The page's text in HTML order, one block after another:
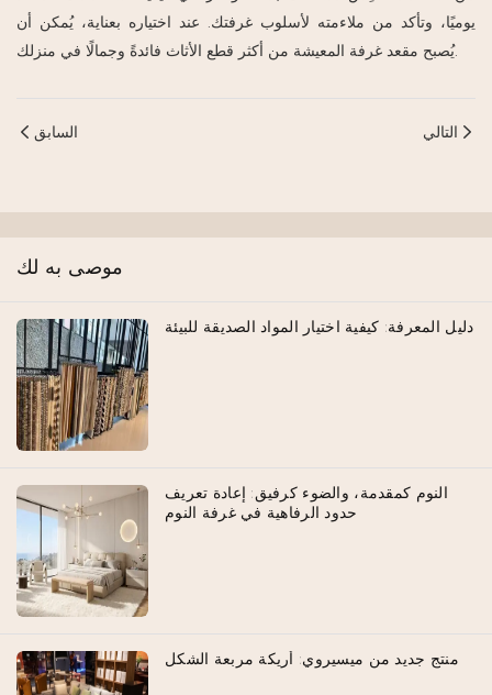
يوميًا، وتأكد من ملاءمته لأسلوب غرفتك. عند اختياره بعناية، يُمكن أن
يُصبح مقعد غرفة المعيشة من أكثر قطع الأثاث فائدةً وجمالًا في منزلك.
السابق التالي
موصى به لك
دليل المعرفة: كيفية اختيار المواد الصديقة للبيئة
النوم كمقدمة، والضوء كرفيق: إعادة تعريف
حدود الرفاهية في غرفة النوم
منتج جديد من ميسيروي: أريكة مربعة الشكل